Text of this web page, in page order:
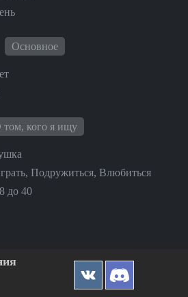
Основное
кого я ищу
Подружиться, Влюбиться
до 40